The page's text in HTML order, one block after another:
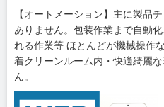
【オートメーション】主に製品
ありません。包装作業まで自動
れる作業等 ほとんどが機械操
着クリーンルーム内・快適綺麗
ん。